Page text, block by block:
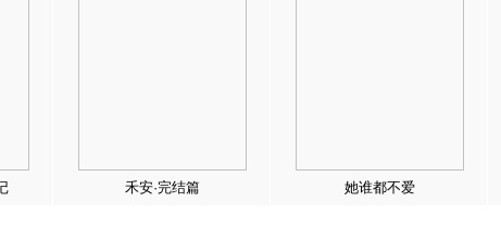
禾安·完结篇 她谁都不爱